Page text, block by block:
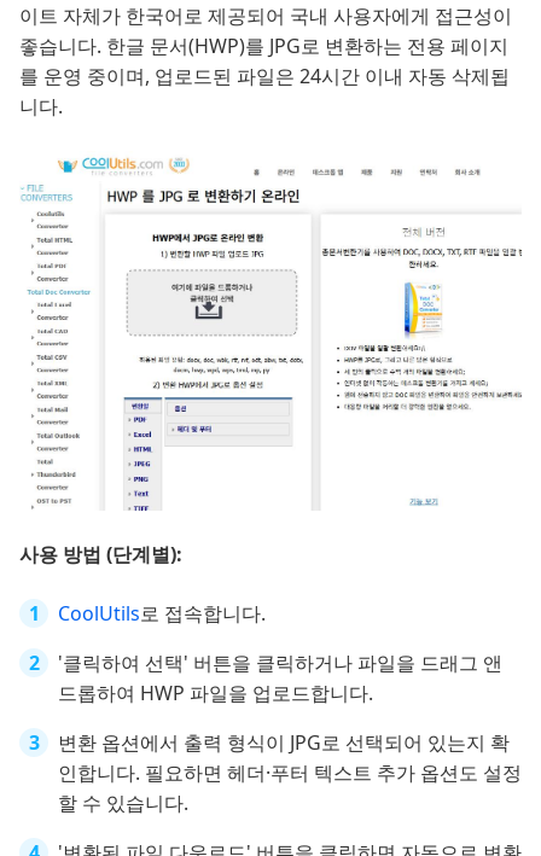
이트 자체가 한국어로 제공되어 국내 사용자에게 접근성이
좋습니다. 한글 문서(HWP)를 JPG로 변환하는 전용 페이지
를 운영 중이며, 업로드된 파일은 24시간 이내 자동 삭제됩
니다.
사용 방법 (단계별):
CoolUtils로 접속합니다.
'클릭하여 선택' 버튼을 클릭하거나 파일을 드래그 앤
드롭하여 HWP 파일을 업로드합니다.
변환 옵션에서 출력 형식이 JPG로 선택되어 있는지 확
인합니다. 필요하면 헤더·푸터 텍스트 추가 옵션도 설정
할 수 있습니다.